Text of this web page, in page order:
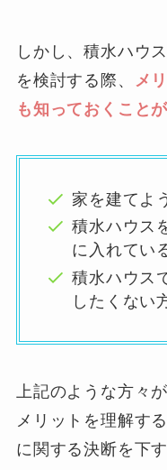
しかし、積水ハウ
を検討する際、
メ
も知っておくこと
家を建てよ
積水ハウス
に入れてい
積水ハウス
したくない
上記のような方々
メリットを理解す
に関する決断を下